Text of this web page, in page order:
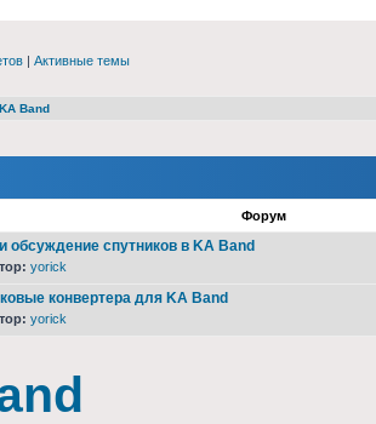
| Активные темы
KA Band
Форум
обсуждение спутников в KA Band
yorick
конвертера для KA Band
yorick